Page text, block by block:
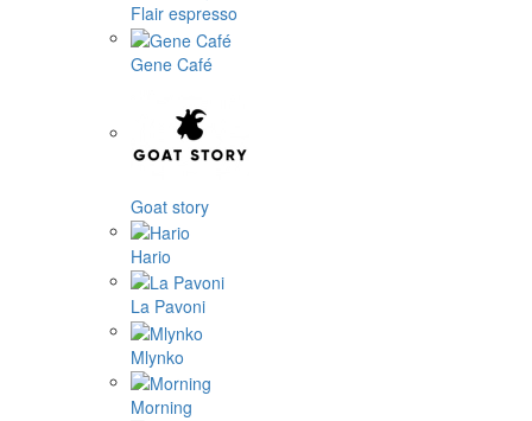
Flair espresso
Gene Café
Goat story
Hario
La Pavoni
Mlynko
Morning